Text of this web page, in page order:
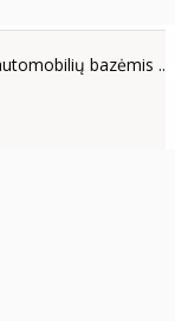
bazėmis ..